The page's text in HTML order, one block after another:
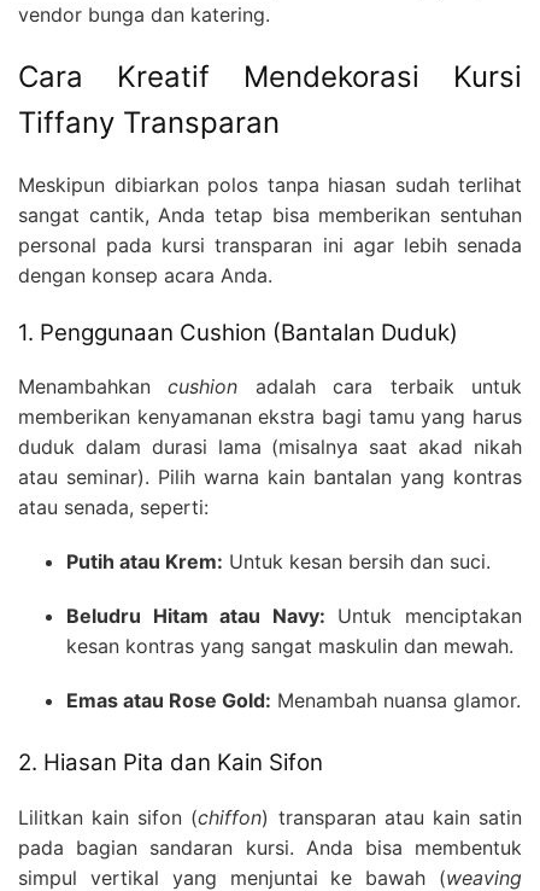
vendor bunga dan katering.
Cara Kreatif Mendekorasi Kursi
Tiffany Transparan
Meskipun dibiarkan polos tanpa hiasan sudah terlihat
sangat cantik, Anda tetap bisa memberikan sentuhan
personal pada kursi transparan ini agar lebih senada
dengan konsep acara Anda.
1. Penggunaan Cushion (Bantalan Duduk)
Menambahkancushion adalah cara terbaik untuk
memberikan kenyamanan ekstra bagi tamu yang harus
duduk dalam durasi lama (misalnya saat akad nikah
atau seminar). Pilih warna kain bantalan yang kontras
atau senada, seperti:
Putih atau Krem: Untuk kesan bersih dan suci.
Beludru Hitam atau Navy: Untuk menciptakan
kesan kontras yang sangat maskulin dan mewah.
Emas atau Rose Gold: Menambah nuansa glamor.
2. Hiasan Pita dan Kain Sifon
Lilitkan kain sifon (chiffon) transparan atau kain satin
pada bagian sandaran kursi. Anda bisa membentuk
simpul vertikal yang menjuntai ke bawah (weaving